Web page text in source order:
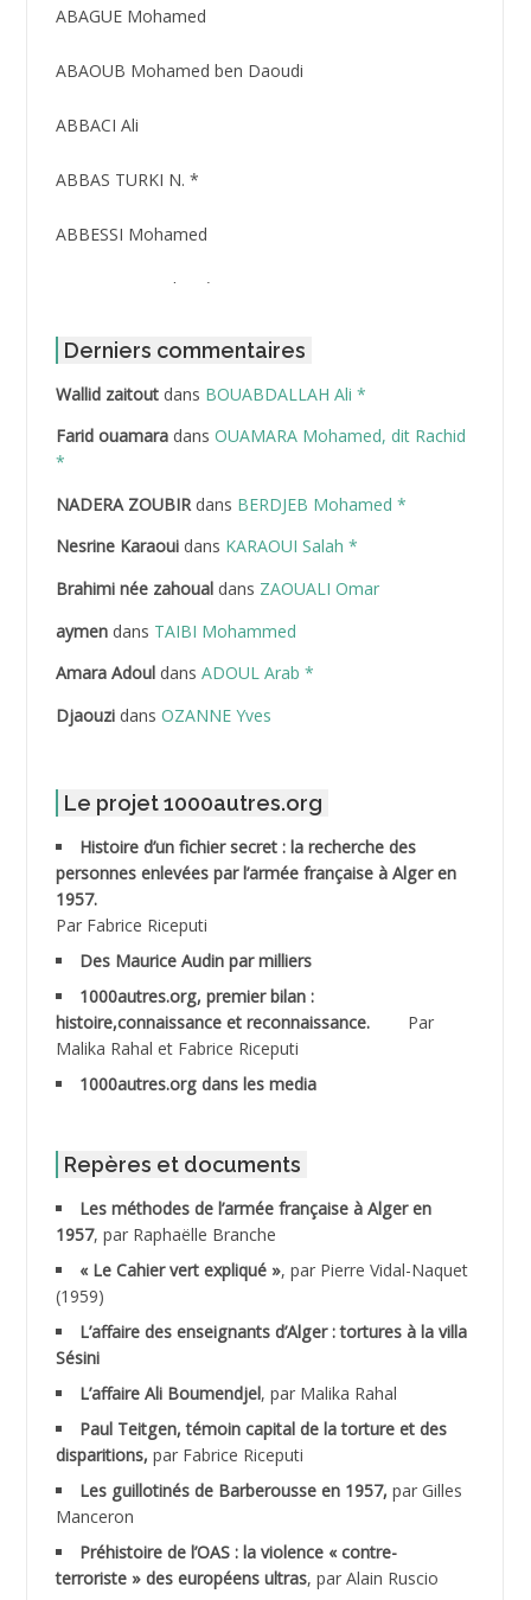
3416
ABAGUE Mohamed
ABAOUB Mohamed ben Daoudi
ABBACI Ali
ABBAS TURKI N. *
ABBESSI Mohamed
ABBOUR Azzedine *
ABDAT Amar
ABDEDDAIM Hamid
ABDELAZIZ Mohamed
ABDELHAFID Lakhdar
ABDELLI Mohamed
ABDELLI Mohamed *
ABDELMOUMENE Ahmed
ABDESMED Mohamed ben Kaddour
ABDESSELAMI Kouider
ABDESSLEM Ahmed dit le Coiffeur
ABDOUDOU
ABID Mohamed
ABNOUN Salah
ACHACHE M.*
ACHLAF Ali
ADALMI
ADANE Ramdane *
ADDAD
Derniers commentaires
Wallid zaitoutdans BOUABDALLAH Ali *
Farid ouamaradans OUAMARA Mohamed, dit Rachid
*
NADERA ZOUBIRdans BERDJEB Mohamed *
Nesrine Karaouidans KARAOUI Salah *
Brahimi née zahoualdans ZAOUALI Omar
aymendans TAIBI Mohammed
Amara Adouldans ADOUL Arab *
Djaouzidans OZANNE Yves
Le projet 1000autres.org
Histoire d’un fichier secret : la recherche des
personnes enlevées par l’armée française à Alger en
1957.
Par Fabrice Riceputi
Des Maurice Audin par milliers
1000autres.org, premier bilan :
histoire,connaissance et reconnaissance.
Par
Malika Rahal et Fabrice Riceputi
1000autres.org dans les media
Repères et documents
Les méthodes de l’armée française à Alger en
1957, par Raphaëlle Branche
« Le Cahier vert expliqué », par Pierre Vidal-Naquet
(1959)
L’affaire des enseignants d’Alger : tortures à la villa
Sésini
L’affaire Ali Boumendjel, par Malika Rahal
Paul Teitgen, témoin capital de la torture et des
disparitions, par Fabrice Riceputi
Les guillotinés de Barberousse en 1957, par Gilles
Manceron
Préhistoire de l’OAS : la violence « contre-
terroriste » des européens ultras, par Alain Ruscio